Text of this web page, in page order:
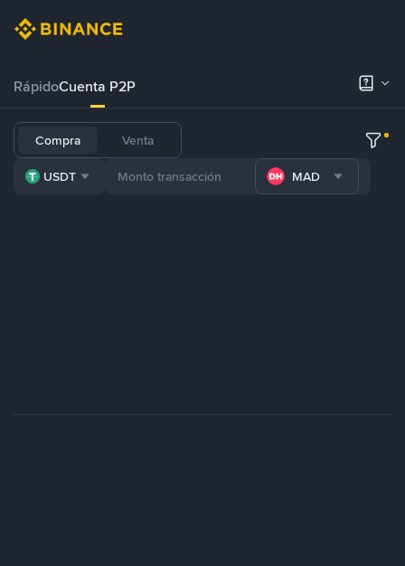
RápidoCuenta P2P
Compra Venta
USDT MAD